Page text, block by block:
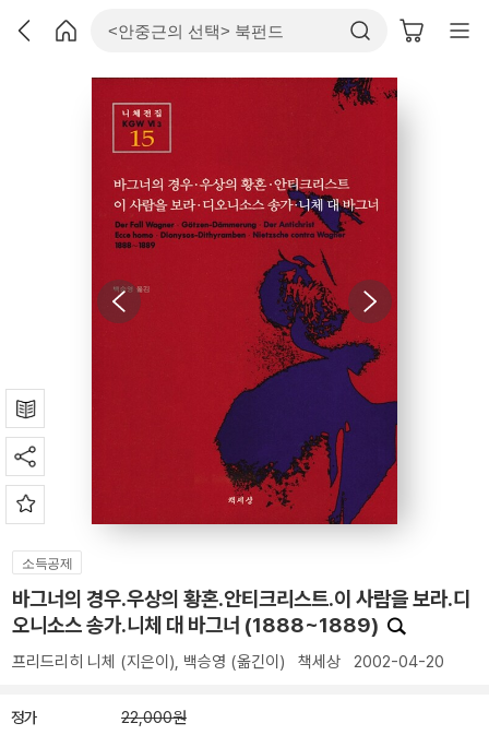
소득공제
바그너의 경우.우상의 황혼.안티크리스트.이 사람을 보라.디
오니소스 송가.니체 대 바그너 (1888~1889)
프리드리히 니체 (지은이), 백승영 (옮긴이) 책세상 2002-04-20
정가 22,000원